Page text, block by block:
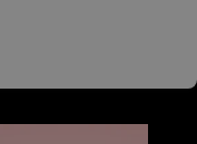
Больше ни